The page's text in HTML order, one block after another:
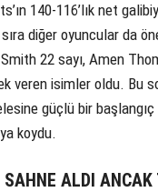
140-116’lık net
sıra diğer oyuncular da
22 sayı, Amen
veren isimler oldu. Bu
güçlü bir
koydu.
ALDI